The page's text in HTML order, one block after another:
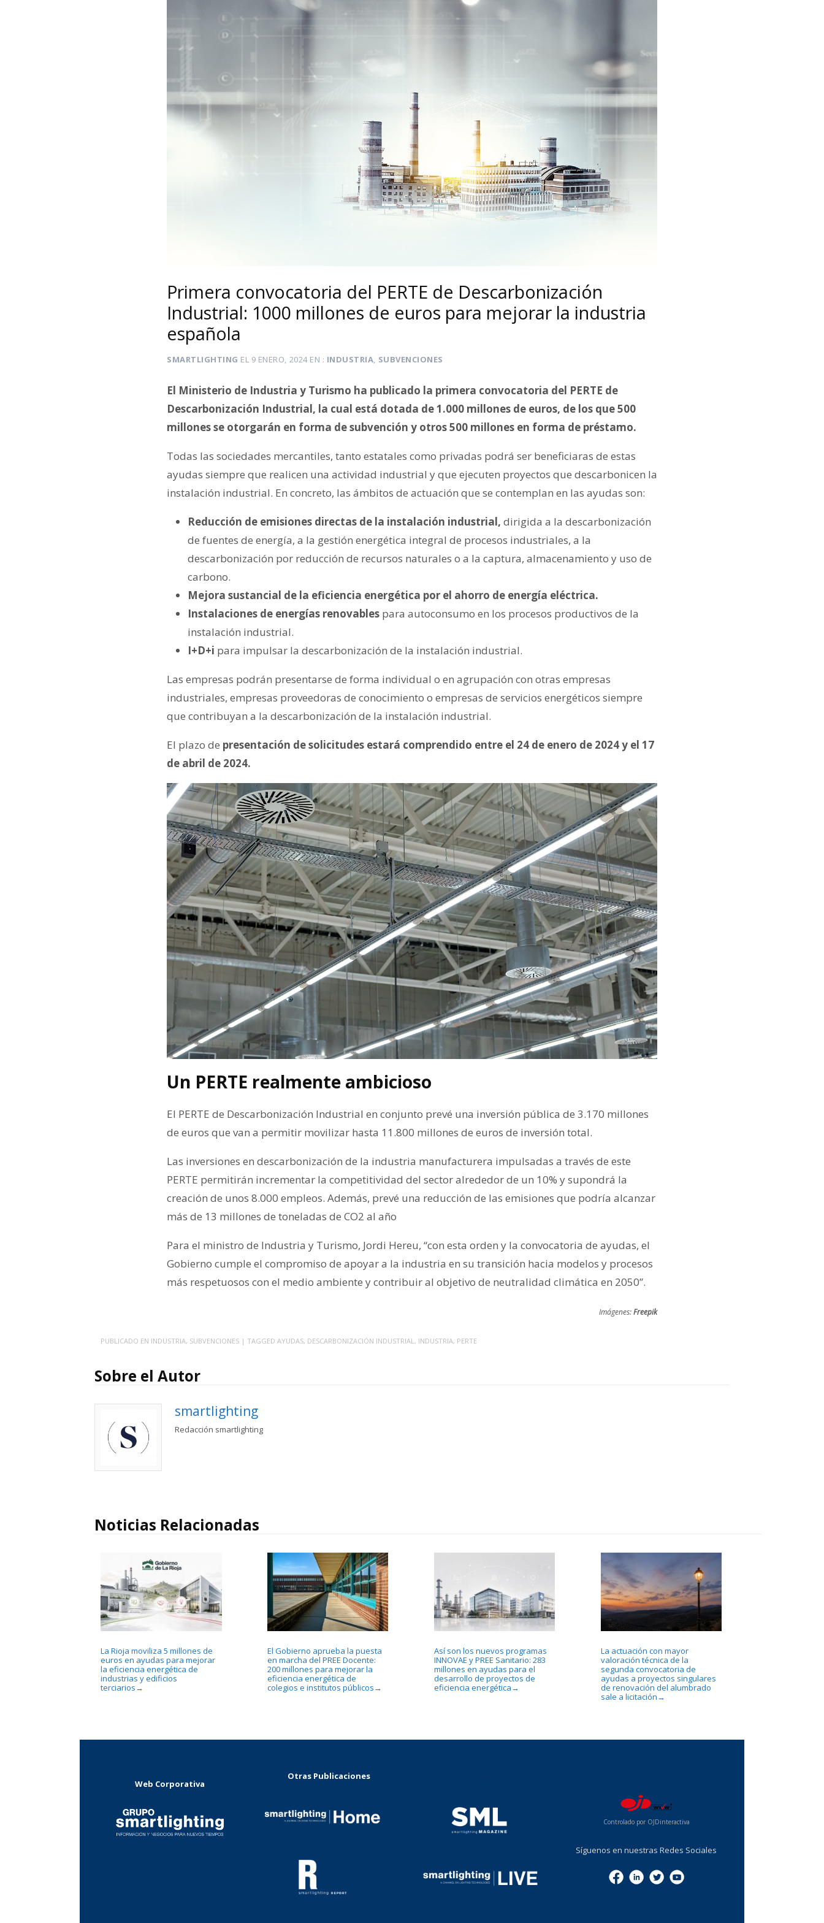
Primera convocatoria del PERTE de Descarbonización
Industrial: 1000 millones de euros para mejorar la industria
española
SMARTLIGHTING EL 9 ENERO, 2024EN INDUSTRIA, SUBVENCIONES
El Ministerio de Industria y Turismo ha publicado la primera convocatoria del PERTE de
Descarbonización Industrial, la cual está dotada de 1.000 millones de euros, de los que 500
millones se otorgarán en forma de subvención y otros 500 millones en forma de préstamo.
Todas las sociedades mercantiles, tanto estatales como privadas podrá ser beneficiaras de estas
ayudas siempre que realicen una actividad industrial y que ejecuten proyectos que descarbonicen la
instalación industrial. En concreto, las ámbitos de actuación que se contemplan en las ayudas son:
Reducción de emisiones directas de la instalación industrial, dirigida a la descarbonización
de fuentes de energía, a la gestión energética integral de procesos industriales, a la
descarbonización por reducción de recursos naturales o a la captura, almacenamiento y uso de
carbono.
Mejora sustancial de la eficiencia energética por el ahorro de energía eléctrica.
Instalaciones de energías renovables para autoconsumo en los procesos productivos de la
instalación industrial.
I+D+i para impulsar la descarbonización de la instalación industrial.
Las empresas podrán presentarse de forma individual o en agrupación con otras empresas
industriales, empresas proveedoras de conocimiento o empresas de servicios energéticos siempre
que contribuyan a la descarbonización de la instalación industrial.
El plazo de presentación de solicitudes estará comprendido entre el 24 de enero de 2024 y el 17
de abril de 2024.
Un PERTE realmente ambicioso
El PERTE de Descarbonización Industrial en conjunto prevé una inversión pública de 3.170 millones
de euros que van a permitir movilizar hasta 11.800 millones de euros de inversión total.
Las inversiones en descarbonización de la industria manufacturera impulsadas a través de este
PERTE permitirán incrementar la competitividad del sector alrededor de un 10% y supondrá la
creación de unos 8.000 empleos. Además, prevé una reducción de las emisiones que podría alcanzar
más de 13 millones de toneladas de CO2 al año
Para el ministro de Industria y Turismo, Jordi Hereu, “con esta orden y la convocatoria de ayudas, el
Gobierno cumple el compromiso de apoyar a la industria en su transición hacia modelos y procesos
más respetuosos con el medio ambiente y contribuir al objetivo de neutralidad climática en 2050”.
Imágenes:Freepik
PUBLICADO EN INDUSTRIA, SUBVENCIONES | TAGGED AYUDAS, DESCARBONIZACIÓN INDUSTRIAL, INDUSTRIA, PERTE
Sobre el Autor
smartlighting
Redacción smartlighting
Noticias Relacionadas
La Rioja moviliza 5 millones de
euros en ayudas para mejorar
la eficiencia energética de
industrias y edificios
terciarios →
El Gobierno aprueba la puesta
en marcha del PREE Docente:
200 millones para mejorar la
eficiencia energética de
colegios e institutos públicos →
Así son los nuevos programas
INNOVAE y PREE Sanitario: 283
millones en ayudas para el
desarrollo de proyectos de
eficiencia energética →
La actuación con mayor
valoración técnica de la
segunda convocatoria de
ayudas a proyectos singulares
de renovación del alumbrado
sale a licitación →
Web Corporativa
Otras Publicaciones
Controlado por OJDinteractiva
Síguenos en nuestras Redes Sociales